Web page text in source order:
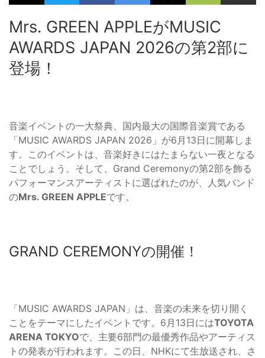
Mrs. GREEN APPLEがMUSIC
AWARDS JAPAN 2026の第2部に
登場！
音楽イベントの一大祭典、国内最大の国際音楽賞である
「MUSIC AWARDS JAPAN 2026」が6月13日に開幕しま
す。このイベントは、音楽好きにはたまらない一夜となる
ことでしょう。そして、Grand Ceremonyの第2部を飾る
パフォーマンスアーティストに選ばれたのが、人気バンド
のMrs. GREEN APPLEです。
GRAND CEREMONYの開催！
「MUSIC AWARDS JAPAN」は、音楽の未来を切り開く
ことをテーマにしたイベントです。6月13日にはTOYOTA
ARENA TOKYOで、主要6部門の最優秀作品やアーティス
トの発表が行われます。この日、NHKにて生放送され、さ